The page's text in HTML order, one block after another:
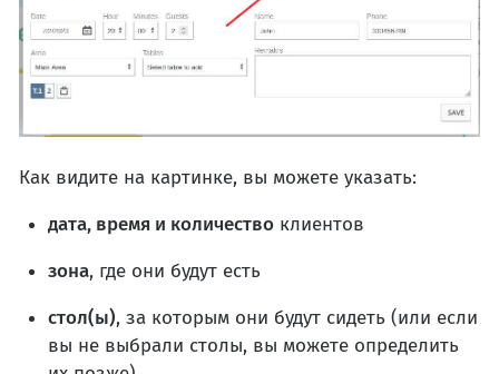
Как видите на картинке, вы можете указать:
дата, время и количествоклиентов
зона, где они будут есть
стол(ы), за которым они будут сидеть (или если
вы не выбрали столы, вы можете определить